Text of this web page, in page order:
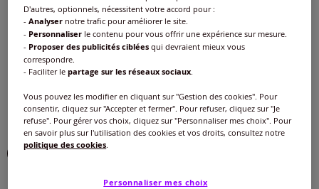
Exclu web
Robe en jersey pur coton
Réf : 451.920.008
Couleur :marine-blanc à rayures fines
Choisir une couleur :
D'autres, optionnels, nécessitent votre accord pour :
-Analyser notre trafic pour améliorer le site.
- Personnaliser le contenu pour vous offrir une expérience sur mesure.
- Proposer des publicités ciblées qui devraient mieux vous
correspondre.
- Faciliter lepartage sur les réseaux sociaux
Vous pouvez les modifier en cliquant sur "Gestion des cookies". Pour
consentir, cliquez sur "Accepter et fermer". Pour refuser, cliquez sur "Je
refuse". Pour gérer vos choix, cliquez sur "Personnaliser mes choix". Pour
en savoir plus sur l'utilisation des cookies et vos droits, consultez notre
politique des cookies
Personnaliser mes choix